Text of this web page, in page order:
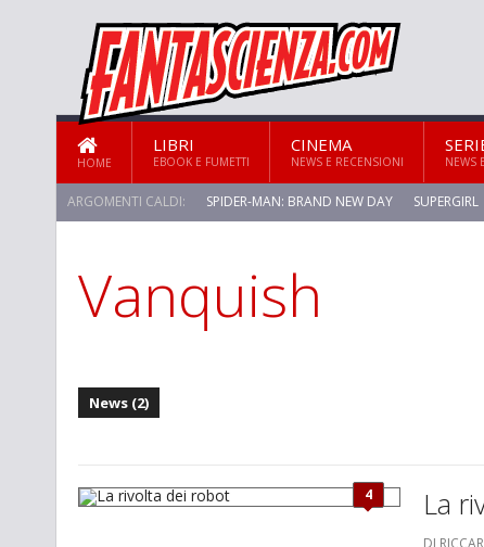
HOME
LIBRI
EBOOK E FUMETTI
CINEMA
NEWS E RECENSIONI NEWS
ARGOMENTI CALDI: SPIDER-MAN: BRAND NEW DAY SUPERGIRL
Vanquish
News (2)
4 La